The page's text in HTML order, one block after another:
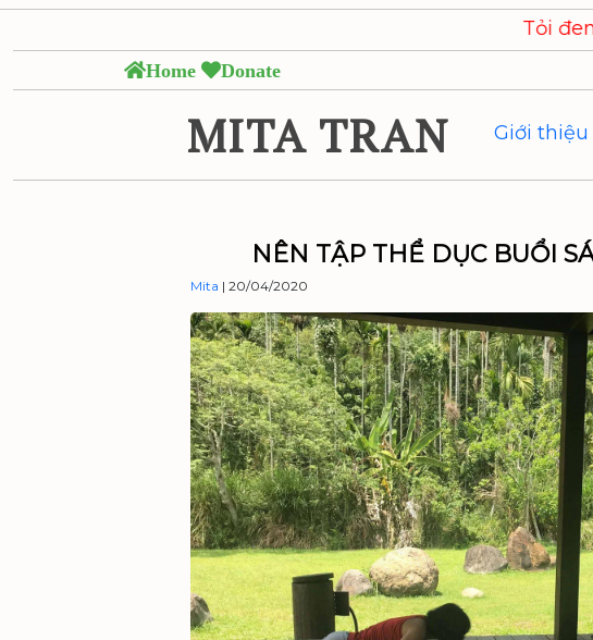
to
content
Tỏi đen đang được
Home Donate
MITA TRAN Giới thiệu
NÊN TẬP THỂ DỤC BUỔI
Mita | 20/04/2020